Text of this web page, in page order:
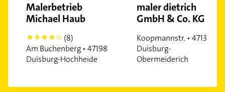
Malerbetrieb
Michael Haub
4
(8)
Am Buchenberg • 47198
Duisburg-Hochheide
maler dietrich
GmbH & Co. KG
Koopmannstr. • 47138
Duisburg-
Obermeiderich